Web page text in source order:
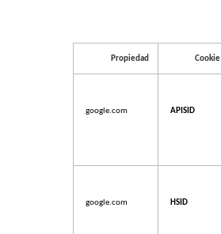
Propiedad Cookie
google.com APISID
google.com HSID